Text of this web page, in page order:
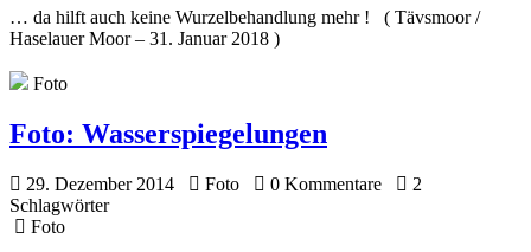
… da hilft auch keine Wurzelbehandlung mehr ! ( Tävsmoor /
Haselauer Moor – 31. Januar 2018 )
Foto
Foto: Wasserspiegelungen
29. Dezember 2014 Foto 0 Kommentare
2
Schlagwörter
Foto